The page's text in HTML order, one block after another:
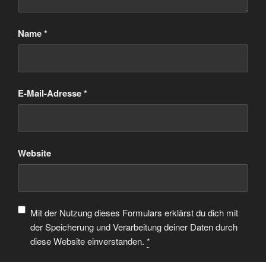
Name*
E-Mail-Adresse*
Website
Mit der Nutzung dieses Formulars erklärst du dich mit
der Speicherung und Verarbeitung deiner Daten durch
diese Website einverstanden. *